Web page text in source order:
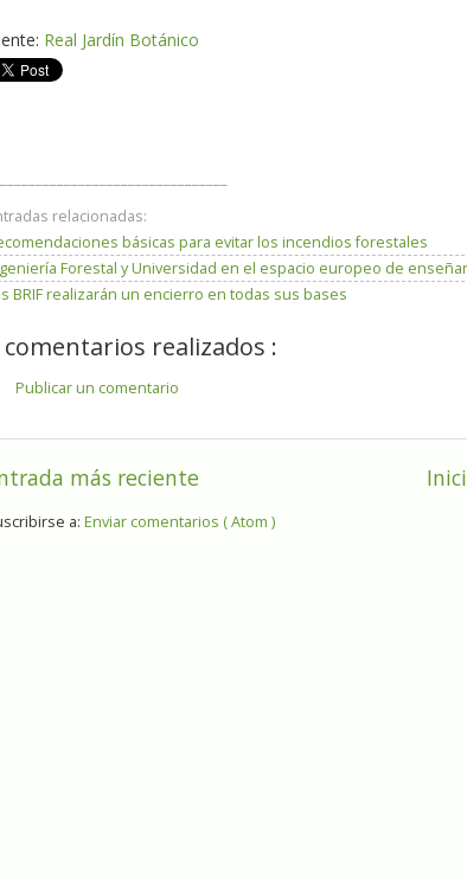
Real Jardín Botánico
relacionadas:
básicas para evitar los incendios forestales
Forestal y Universidad en el espacio europeo de
BRIF realizarán un encierro en todas sus bases
comentarios realizados :
Publicar un comentario
más reciente
a: Enviar comentarios ( Atom )